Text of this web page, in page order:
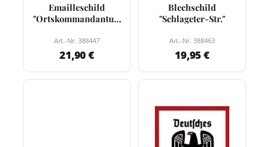
Emailleschild
"Ortskommandantur"
Art.-Nr. 388447
21,90 €
Blechschild
"Schlageter-Str."
Art.-Nr. 388463
19,95 €